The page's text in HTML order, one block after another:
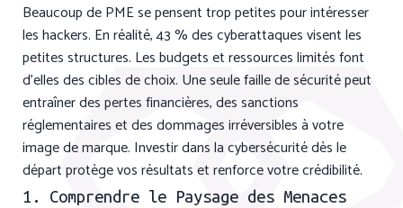
Beaucoup de PME se pensent trop petites pour intéresser
les hackers. En réalité, 43 % des cyberattaques visent les
petites structures. Les budgets et ressources limités font
d’elles des cibles de choix. Une seule faille de sécurité peut
entraîner des pertes financières, des sanctions
réglementaires et des dommages irréversibles à votre
image de marque. Investir dans la cybersécurité dès le
départ protège vos résultats et renforce votre crédibilité.
1. Comprendre le Paysage des Menaces